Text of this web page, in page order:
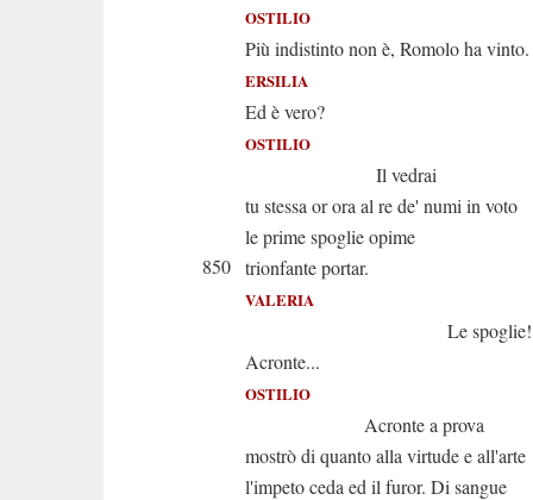
OSTILIO
Più indistinto non è, Romolo ha vinto.
ERSILIA
Ed è vero?
OSTILIO
Il vedrai
tu stessa or ora al re de' numi in voto
le prime spoglie opime
850 trionfante portar.
VALERIA
Le spoglie! Ah
Acronte...
OSTILIO
Acronte a prova
mostrò di quanto alla virtude e all'arte
l'impeto ceda ed il furor. Di sangue